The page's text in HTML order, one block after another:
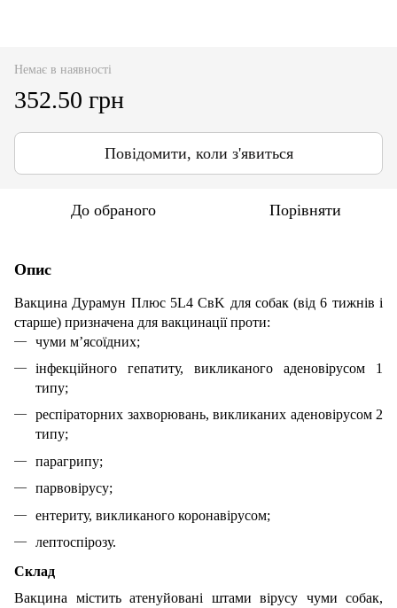
Немає в наявності
352.50 грн
Повідомити, коли з'явиться
До обраного Порівняти
Опис
Вакцина Дурамун Плюс 5L4 CвK для собак (від 6 тижнів і
старше) призначена для вакцинації проти:
чуми м’ясоїдних;
інфекційного гепатиту, викликаного аденовірусом 1
типу;
респіраторних захворювань, викликаних аденовірусом 2
типу;
парагрипу;
парвовірусу;
ентериту, викликаного коронавірусом;
лептоспірозу.
Склад
Вакцина містить атенуйовані штами вірусу чуми собак,